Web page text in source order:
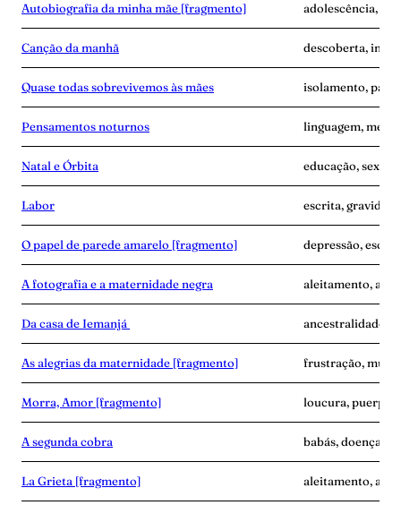
Autobiografia da minha mãe [fragmento] adolescência,
Canção da manhã descoberta,
Quase todas sobrevivemos às mães isolamento,
Pensamentos noturnos linguagem,
Natal e Órbita educação, sexo,
Labor escrita, gravidez,
O papel de parede amarelo [fragmento] depressão,
A fotografia e a maternidade negra aleitamento,
Da casa de Iemanjá ancestralidade,
As alegrias da maternidade [fragmento] frustração,
Morra, Amor [fragmento] loucura,
A segunda cobra babás, doença,
La Grieta [fragmento] aleitamento, avó,